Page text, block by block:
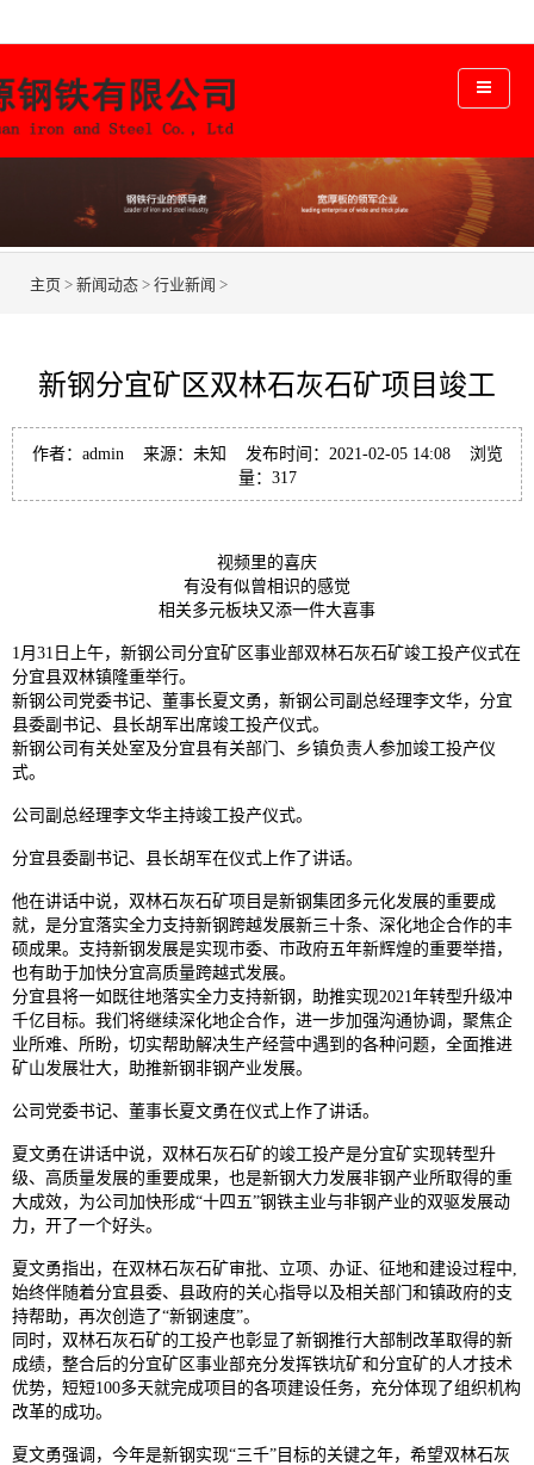
主页 > 新闻动态 > 行业新闻 >
新钢分宜矿区双林石灰石矿项目竣工
作者：admin 来源：未知 发布时间：2021-02-05 14:08 浏览
量： 317
视频里的喜庆
有没有似曾相识的感觉
相关多元板块又添一件大喜事
1月31日上午，新钢公司分宜矿区事业部双林石灰石矿竣工投产仪式在
分宜县双林镇隆重举行。
新钢公司党委书记、董事长夏文勇，新钢公司副总经理李文华，分宜
县委副书记、县长胡军出席竣工投产仪式。
新钢公司有关处室及分宜县有关部门、乡镇负责人参加竣工投产仪
式。
公司副总经理李文华主持竣工投产仪式。
分宜县委副书记、县长胡军在仪式上作了讲话。
他在讲话中说，双林石灰石矿项目是新钢集团多元化发展的重要成
就，是分宜落实全力支持新钢跨越发展新三十条、深化地企合作的丰
硕成果。支持新钢发展是实现市委、市政府五年新辉煌的重要举措，
也有助于加快分宜高质量跨越式发展。
分宜县将一如既往地落实全力支持新钢，助推实现2021年转型升级冲
千亿目标。我们将继续深化地企合作，进一步加强沟通协调，聚焦企
业所难、所盼，切实帮助解决生产经营中遇到的各种问题，全面推进
矿山发展壮大，助推新钢非钢产业发展。
公司党委书记、董事长夏文勇在仪式上作了讲话。
夏文勇在讲话中说，双林石灰石矿的竣工投产是分宜矿实现转型升
级、高质量发展的重要成果，也是新钢大力发展非钢产业所取得的重
大成效，为公司加快形成“十四五”钢铁主业与非钢产业的双驱发展动
力，开了一个好头。
夏文勇指出，在双林石灰石矿审批、立项、办证、征地和建设过程中,
始终伴随着分宜县委、县政府的关心指导以及相关部门和镇政府的支
持帮助，再次创造了“新钢速度”。
同时，双林石灰石矿的工投产也彰显了新钢推行大部制改革取得的新
成绩，整合后的分宜矿区事业部充分发挥铁坑矿和分宜矿的人才技术
优势，短短100多天就完成项目的各项建设任务，充分体现了组织机构
改革的成功。
夏文勇强调，今年是新钢实现“三千”目标的关键之年，希望双林石灰